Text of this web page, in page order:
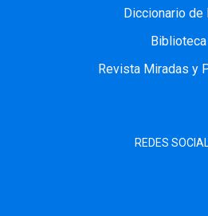
Diccionario de
Biblioteca
Revista Miradas y
REDES